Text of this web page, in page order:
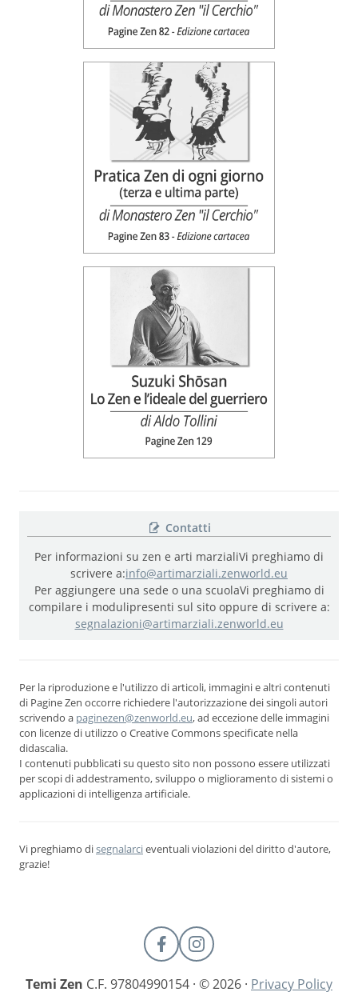
Contatti
Per informazioni su zen e arti marzialiVi preghiamo di
scrivere a:info@artimarziali.zenworld.eu
Per aggiungere una sede o una scuolaVi preghiamo di
compilare i modulipresenti sul sito oppure di scrivere a:
segnalazioni@artimarziali.zenworld.eu
Per la riproduzione e l'utilizzo di articoli, immagini e altri contenuti
di Pagine Zen occorre richiedere l'autorizzazione dei singoli autori
scrivendo a paginezen@zenworld.eu, ad eccezione delle immagini
con licenze di utilizzo o Creative Commons specificate nella
didascalia.
I contenuti pubblicati su questo sito non possono essere utilizzati
per scopi di addestramento, sviluppo o miglioramento di sistemi o
applicazioni di intelligenza artificiale.
Vi preghiamo disegnalarcieventuali violazioni del diritto d'autore,
grazie!
Temi Zen C.F. 97804990154 · © 2026 · Privacy Policy